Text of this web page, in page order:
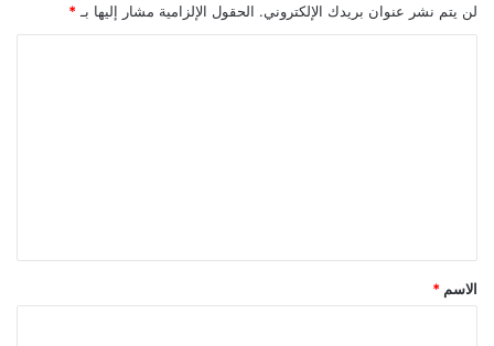
س
لن يتم نشر عنوان بريدك الإلكتروني. الحقول الإلزامية مشار إليها بـ *
*
الاسم *